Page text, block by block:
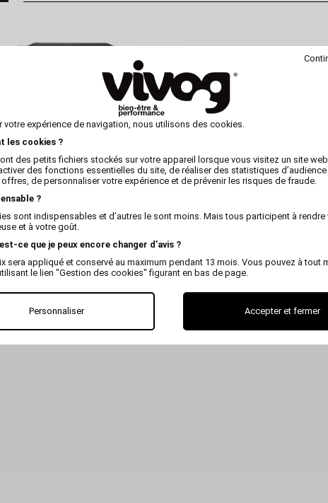
MARTIN
d'attache pour petit chien
MARTIN
votre expérience de navigation, nous utilisons des cookies.
les cookies ?
des petits fichiers stockés sur votre appareil lorsque vous visitez un site
des fonctions essentielles du site, de réaliser des statistiques
de personnaliser votre expérience et de prévenir les risques de fraude.
?
sont indispensables et d’autres le sont moins. Mais tous participent à rendre
et à votre goût.
ce que je peux encore changer d’avis ?
sera appliqué et conservé au maximum pendant 13 mois. Vous pouvez à tout
le lien "Gestion des cookies" figurant en bas de page.
Personnaliser Accepter et fermer